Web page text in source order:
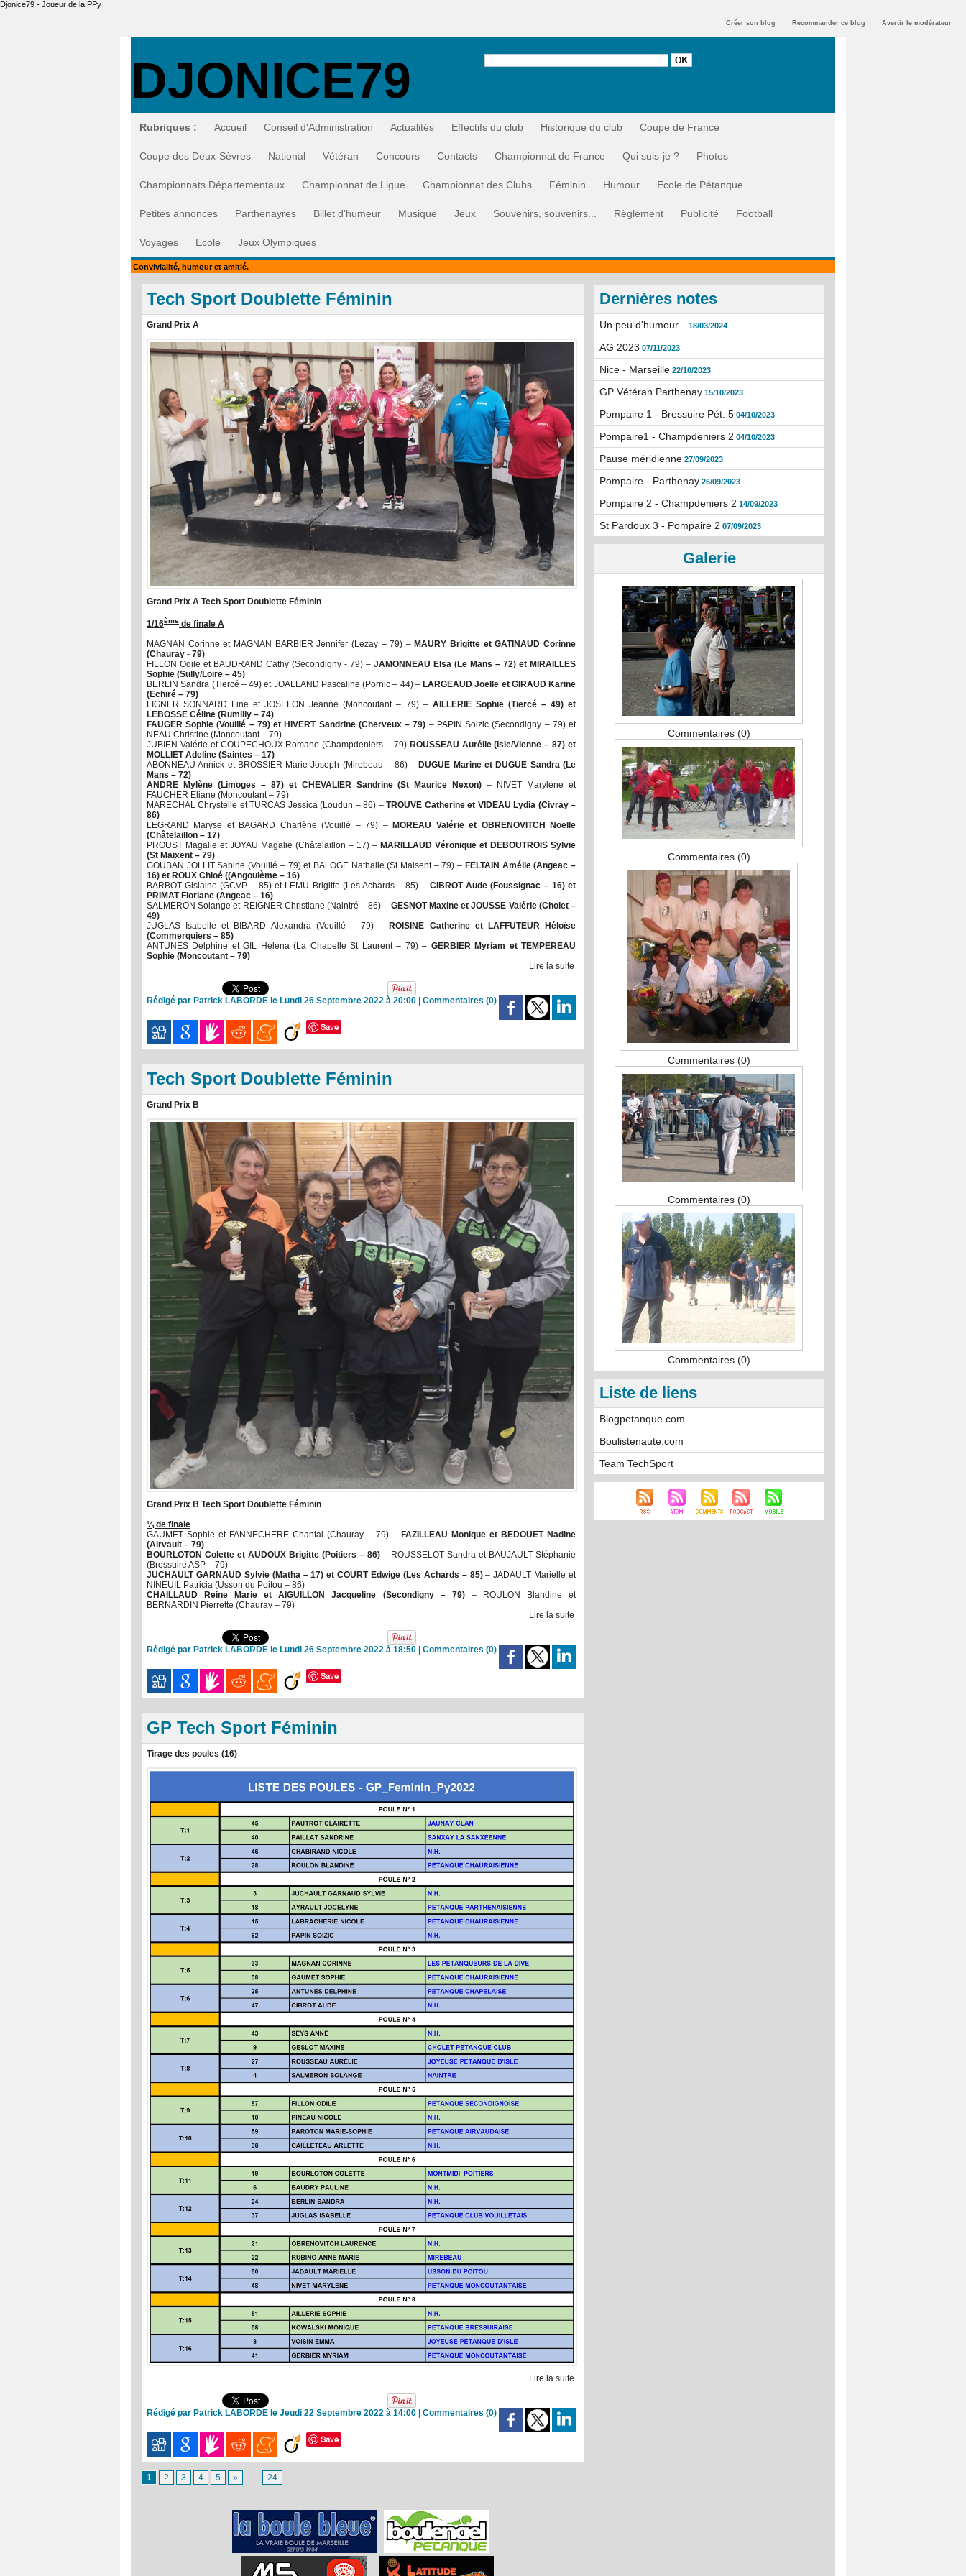
Djonice79 - Joueur de la PPy
Créer son blog Recommander ce blog Avertir le modérateur
DJONICE79
Rubriques : Accueil Conseil d'Administration Actualités Effectifs du club Historique du club Coupe de France
Coupe des Deux-Sèvres National Vétéran Concours Contacts Championnat de France Qui suis-je ? Photos
Championnats Départementaux Championnat de Ligue Championnat des Clubs Féminin Humour Ecole de Pétanque
Petites annonces Parthenayres Billet d'humeur Musique Jeux Souvenirs, souvenirs... Règlement Publicité Football
Voyages Ecole Jeux Olympiques
Convivialité, humour et amitié.
Tech Sport Doublette Féminin
Grand Prix A
Grand Prix A Tech Sport Doublette Féminin
1/16ème de finale A
MAGNAN Corinne et MAGNAN BARBIER Jennifer (Lezay – 79) – MAURY Brigitte et GATINAUD Corinne
(Chauray - 79)
FILLON Odile et BAUDRAND Cathy (Secondigny - 79) – JAMONNEAU Elsa (Le Mans – 72) et MIRAILLES
Sophie (Sully/Loire – 45)
BERLIN Sandra (Tiercé – 49) et JOALLAND Pascaline (Pornic – 44) – LARGEAUD Joëlle et GIRAUD Karine
(Echiré – 79)
LIGNER SONNARD Line et JOSELON Jeanne (Moncoutant – 79) – AILLERIE Sophie (Tiercé – 49) et
LEBOSSE Céline (Rumilly – 74)
FAUGER Sophie (Vouillé – 79) et HIVERT Sandrine (Cherveux – 79) – PAPIN Soizic (Secondigny – 79) et
NEAU Christine (Moncoutant – 79)
JUBIEN Valérie et COUPECHOUX Romane (Champdeniers – 79) ROUSSEAU Aurélie (Isle/Vienne – 87) et
MOLLIET Adeline (Saintes – 17)
ABONNEAU Annick et BROSSIER Marie-Joseph (Mirebeau – 86) – DUGUE Marine et DUGUE Sandra (Le
Mans – 72)
ANDRE Mylène (Limoges – 87) et CHEVALIER Sandrine (St Maurice Nexon) – NIVET Marylène et
FAUCHER Eliane (Moncoutant – 79)
MARECHAL Chrystelle et TURCAS Jessica (Loudun – 86) –TROUVE Catherine et VIDEAU Lydia (Civray –
86)
LEGRAND Maryse et BAGARD Charlène (Vouillé – 79) – MOREAU Valérie et OBRENOVITCH Noëlle
(Châtelaillon – 17)
PROUST Magalie et JOYAU Magalie (Châtelaillon – 17) – MARILLAUD Véronique et DEBOUTROIS Sylvie
(St Maixent – 79)
GOUBAN JOLLIT Sabine (Vouillé – 79) et BALOGE Nathalie (St Maisent – 79) – FELTAIN Amélie (Angeac –
16) et ROUX Chloé ((Angoulème – 16)
BARBOT Gislaine (GCVP – 85) et LEMU Brigitte (Les Achards – 85) – CIBROT Aude (Foussignac – 16) et
PRIMAT Floriane (Angeac – 16)
SALMERON Solange et REIGNER Christiane (Naintré – 86) – GESNOT Maxine et JOUSSE Valérie (Cholet –
49)
JUGLAS Isabelle et BIBARD Alexandra (Vouillé – 79) –
ROISINE Catherine et LAFFUTEUR Héloïse
(Commerquiers – 85)
ANTUNES Delphine et GIL Héléna (La Chapelle St Laurent – 79) – GERBIER Myriam et TEMPEREAU
Sophie (Moncoutant – 79)
Lire la suite
Rédigé par Patrick LABORDE le Lundi 26 Septembre 2022 à 20:00 Commentaires (0)
Save
Tech Sport Doublette Féminin
Grand Prix B
Grand Prix B Tech Sport Doublette Féminin
¼ de finale
GAUMET Sophie et FANNECHERE Chantal (Chauray – 79) – FAZILLEAU Monique et BEDOUET Nadine
(Airvault – 79)
BOURLOTON Colette et AUDOUX Brigitte (Poitiers – 86) – ROUSSELOT Sandra et BAUJAULT Stéphanie
(Bressuire ASP – 79)
JUCHAULT GARNAUD Sylvie (Matha – 17) et COURT Edwige (Les Achards – 85)– JADAULT Marielle et
NINEUIL Patricia (Usson du Poitou – 86)
CHAILLAUD Reine Marie et AIGUILLON Jacqueline (Secondigny – 79)– ROULON Blandine et
BERNARDIN Pierrette (Chauray – 79)
Lire la suite
Rédigé par Patrick LABORDE le Lundi 26 Septembre 2022 à 18:50 Commentaires (0)
Save
GP Tech Sport Féminin
Tirage des poules (16)
Lire la suite
Rédigé par Patrick LABORDE le Jeudi 22 Septembre 2022 à 14:00 | Commentaires (0)
Save
1 2 3 4 5 » 24
Dernières notes
Un peu d'humour... 18/03/2024
AG 2023 07/11/2023
Nice - Marseille 22/10/2023
GP Vétéran Parthenay 15/10/2023
Pompaire 1 - Bressuire Pét. 5 04/10/2023
Pompaire1 - Champdeniers 2 04/10/2023
Pause méridienne 27/09/2023
Pompaire - Parthenay 26/09/2023
Pompaire 2 - Champdeniers 2 14/09/2023
St Pardoux 3 - Pompaire 2 07/09/2023
Galerie
Commentaires (0)
Commentaires (0)
Commentaires (0)
Commentaires (0)
Commentaires (0)
Liste de liens
Blogpetanque.com
Boulistenaute.com
Team TechSport